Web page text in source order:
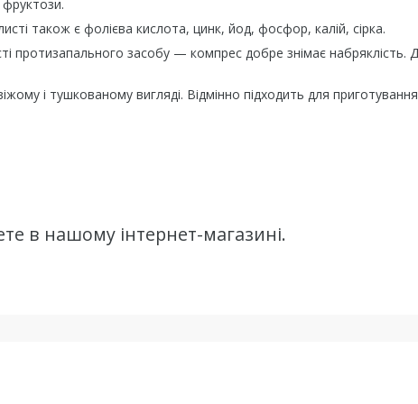
фруктози.
також є фолієва кислота, цинк, йод, фосфор, калій, сірка.
протизапального засобу — компрес добре знімає набряклість.
і тушкованому вигляді. Відмінно підходить для приготування
в нашому інтернет-магазині.